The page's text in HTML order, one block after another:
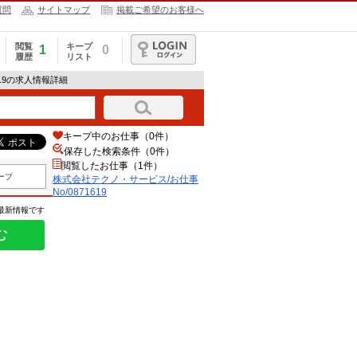
問 サイトマップ 掲載ご希望のお客様へ
閲覧
履歴
1
キープ
リスト
0
ログイン
の求人情報詳細
プ
新情報です
キープ中のお仕事（0件）
保存した検索条件（0件）
閲覧したお仕事（1件）
株式会社テクノ・サービス/お仕事
No/0871619